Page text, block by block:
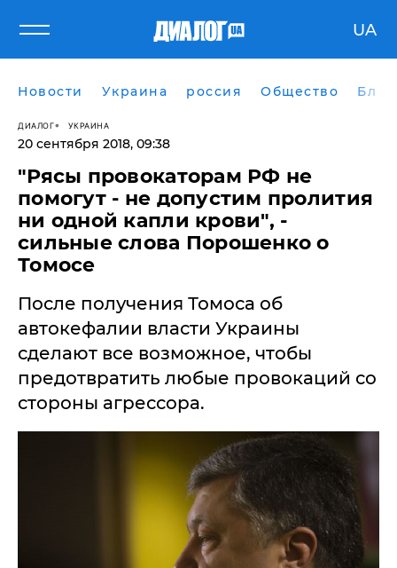
UA
Новости Украина россия Общество
ДИАЛОГ УКРАИНА
20 сентября 2018, 09:38
"Рясы провокаторам РФ не
помогут - не допустим пролития
ни одной капли крови", -
сильные слова Порошенко о
Томосе
После получения Томоса об
автокефалии власти Украины
сделают все возможное, чтобы
предотвратить любые ​провокаций со
стороны агрессора.